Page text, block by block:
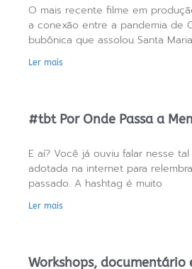
O mais recente filme em
a conexão entre a pandemia de
bubônica que assolou Santa Maria
Ler mais
#tbt Por Onde Passa a
E aí? Você já ouviu falar nesse
adotada na internet para
passado. A hashtag é muito
Ler mais
Workshops, documentário